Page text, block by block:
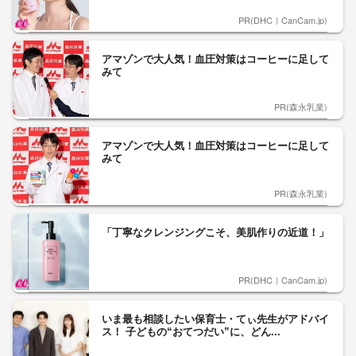
PR(DHC｜CanCam.jp)
アマゾンで大人気！血圧対策はコーヒーに足して
みて
PR(森永乳業)
アマゾンで大人気！血圧対策はコーヒーに足して
みて
PR(森永乳業)
「丁寧なクレンジングこそ、美肌作りの近道！」
PR(DHC｜CanCam.jp)
いま最も相談したい保育士・てぃ先生がアドバイ
ス！ 子どもの“おてつだい”に、どん...